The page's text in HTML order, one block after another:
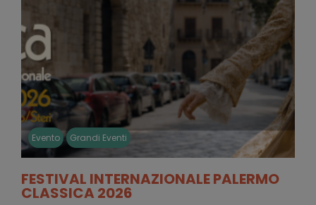
Evento Grandi Eventi
FESTIVAL INTERNAZIONALE PALERMO
CLASSICA 2026